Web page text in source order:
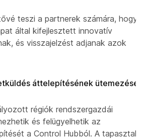
teszi a partnerek számára, hogy
által kifejlesztett innovatív
és visszajelzést adjanak azok
áttelepítésének ütemezése
régiók rendszergazdái
és felügyelhetik az
a Control Hubból. A tapasztalat